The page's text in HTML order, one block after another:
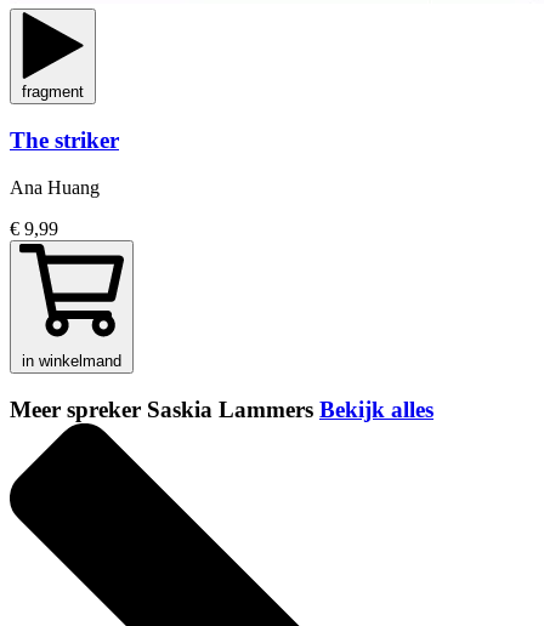
fragment
The striker
Ana Huang
€ 9,99
in winkelmand
Meer spreker Saskia Lammers Bekijk alles